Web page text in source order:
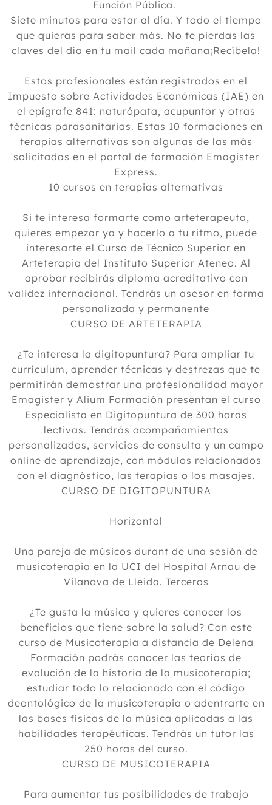
Función Pública.
Siete minutos para estar al día. Y todo el tiempo
que quieras para saber más. No te pierdas las
claves del día en tu mail cada mañana¡Recíbela!
Estos profesionales están registrados en el
Impuesto sobre Actividades Económicas (IAE) en
el epígrafe 841: naturópata, acupuntor y otras
técnicas parasanitarias. Estas 10 formaciones en
terapias alternativas son algunas de las más
solicitadas en el portal de formación Emagister
Express.
10 cursos en terapias alternativas
Si te interesa formarte como arteterapeuta,
quieres empezar ya y hacerlo a tu ritmo, puede
interesarte el Curso de Técnico Superior en
Arteterapia del Instituto Superior Ateneo. Al
aprobar recibirás diploma acreditativo con
validez internacional. Tendrás un asesor en forma
personalizada y permanente
CURSO DE ARTETERAPIA
¿Te interesa la digitopuntura? Para ampliar tu
currículum, aprender técnicas y destrezas que te
permitirán demostrar una profesionalidad mayor
Emagister y Alium Formación presentan el curso
Especialista en Digitopuntura de 300 horas
lectivas. Tendrás acompañamientos
personalizados, servicios de consulta y un campo
online de aprendizaje, con módulos relacionados
con el diagnóstico, las terapias o los masajes.
CURSO DE DIGITOPUNTURA
Horizontal
Una pareja de músicos durant de una sesión de
musicoterapia en la UCI del Hospital Arnau de
Vilanova de Lleida. Terceros
¿Te gusta la música y quieres conocer los
beneficios que tiene sobre la salud? Con este
curso de Musicoterapia a distancia de Delena
Formación podrás conocer las teorías de
evolución de la historia de la musicoterapia;
estudiar todo lo relacionado con el código
deontológico de la musicoterapia o adentrarte en
las bases físicas de la música aplicadas a las
habilidades terapéuticas. Tendrás un tutor las
250 horas del curso.
CURSO DE MUSICOTERAPIA
Para aumentar tus posibilidades de trabajo